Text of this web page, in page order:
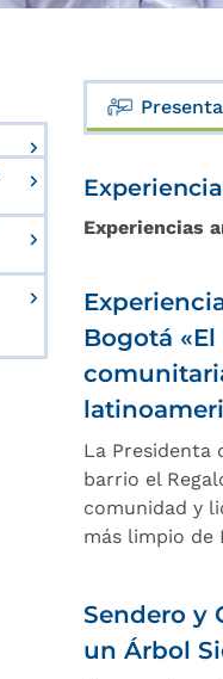
Experiencias
Bogotá «El
La Presidenta
barrio el
comunidad y
más limpio de
Sendero y
un Árbol